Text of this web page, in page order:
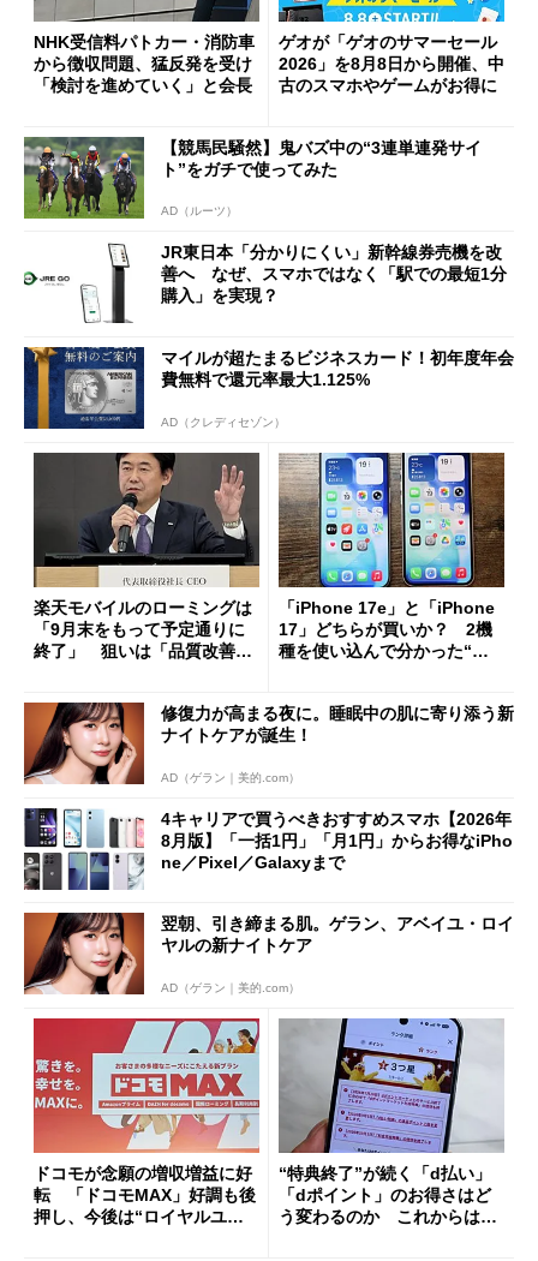
NHK受信料パトカー・消防車
から徴収問題、猛反発を受け
「検討を進めていく」と会長
ゲオが「ゲオのサマーセール
2026」を8月8日から開催、中
古のスマホやゲームがお得に
【競馬民騒然】鬼バズ中の“3連単連発サイ
ト”をガチで使ってみた
AD（ルーツ）
JR東日本「分かりにくい」新幹線券売機を改
善へ なぜ、スマホではなく「駅での最短1分
購入」を実現？
マイルが超たまるビジネスカード！初年度年会
費無料で還元率最大1.125%
AD（クレディセゾン）
楽天モバイルのローミングは
「9月末をもって予定通りに
終了」 狙いは「品質改善」
「iPhone 17e」と「iPhone
17」どちらが買いか？ 2機
種を使い込んで分かった“ス
修復力が高まる夜に。睡眠中の肌に寄り添う新
ナイトケアが誕生！
AD（ゲラン｜美的.com）
4キャリアで買うべきおすすめスマホ【2026年
8月版】「一括1円」「月1円」からお得なiPho
ne／Pixel／Galaxyまで
翌朝、引き締まる肌。ゲラン、アベイユ・ロイ
ヤルの新ナイトケア
AD（ゲラン｜美的.com）
ドコモが念願の増収増益に好
転 「ドコモMAX」好調も後
押し、今後は“ロイヤルユー
“特典終了”が続く「d払い」
「dポイント」のお得さはど
う変わるのか これからは